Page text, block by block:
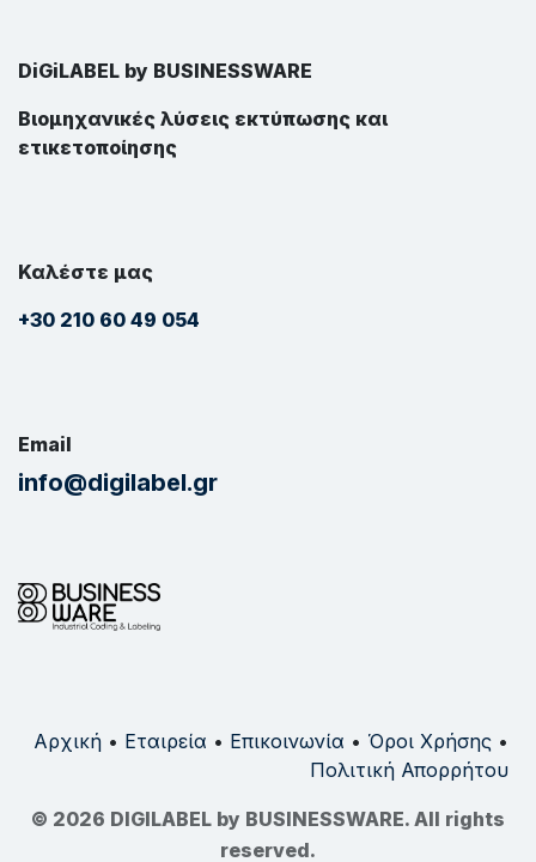
DiGiLABEL by BUSINESSWARE
Βιομηχανικές λύσεις εκτύπωσης και
ετικετοποίησης
Καλέστε μας
+30 210 60 49 054
Email
info@digilabel.gr
Αρχική • Εταιρεία • Επικοινωνία • Όροι Χρήσης •
Πολιτική Απορρήτου
© 2026 DIGILABEL by BUSINESSWARE. All rights
reserved.